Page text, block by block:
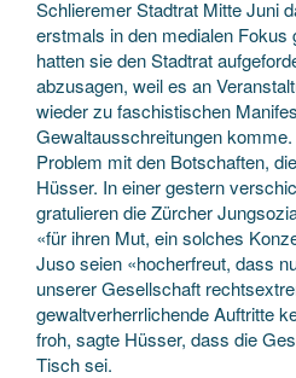
Schlieremer Stadtrat Mitte Juni
erstmals in den medialen Fokus
hatten sie den Stadtrat
abzusagen, weil es an
wieder zu faschistischen
Gewaltausschreitungen
Problem mit den Botschaften,
Hüsser. In einer gestern
gratulieren die Zürcher
«für ihren Mut, ein solches
Juso seien «hocherfreut, dass
unserer Gesellschaft
gewaltverherrlichende Auftritte
froh, sagte Hüsser, dass die
Tisch sei.